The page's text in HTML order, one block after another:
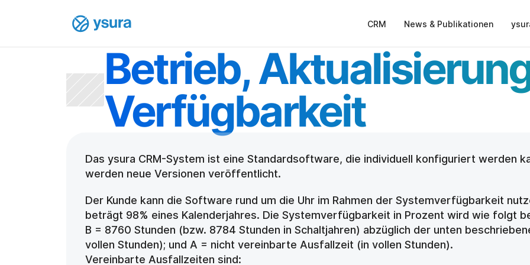
CRM News & Publikationen
Betrieb,
Verfügbarkeit
Das ysura CRM-System ist eine Standardsoftware, die individuell konfiguriert werden
werden neue Versionen veröffentlicht.
Der Kunde kann die Software rund um die Uhr im Rahmen der Systemverfügbarkeit
beträgt 98% eines Kalenderjahres. Die Systemverfügbarkeit in Prozent wird wie folgt
B = 8760 Stunden (bzw. 8784 Stunden in Schaltjahren) abzüglich der unten
vollen Stunden); und A = nicht vereinbarte Ausfallzeit (in vollen Stunden).
Vereinbarte Ausfallzeiten sind: